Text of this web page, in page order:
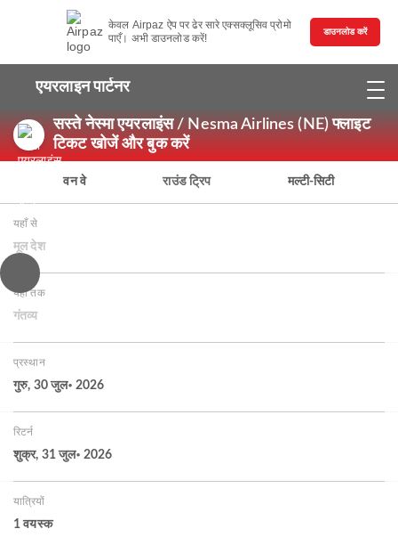
केवल Airpaz ऐप पर ढेर सारे एक्सक्लूसिव प्रोमो
पाएँ। अभी डाउनलोड करें!
डाउनलोड करें
एयरलाइन पार्टनर
सस्ते नेस्मा एयरलाइंस / Nesma Airlines (NE) फ्लाइट
टिकट खोजें और बुक करें
वन वे राउंड ट्रिप मल्टी-सिटी
यहाँ से
मूल देश
यहाँ तक
गंतव्य
प्रस्थान
गुरु, 30 जुल॰ 2026
रिटर्न
शुक्र, 31 जुल॰ 2026
यात्रियों
1 वयस्‍क